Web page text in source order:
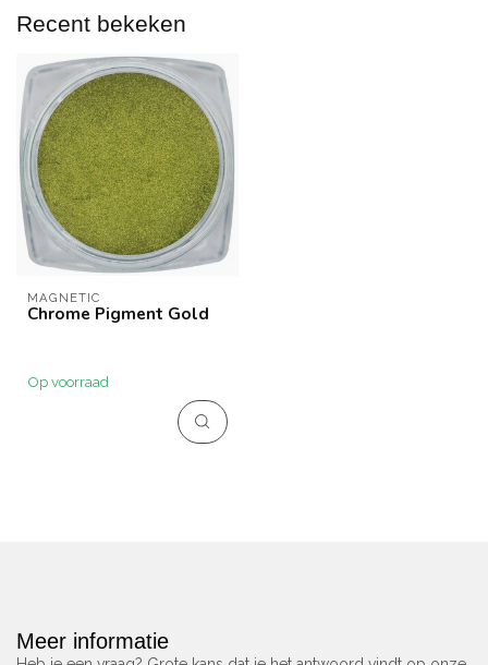
Recent bekeken
MAGNETIC
Chrome Pigment Gold
Op voorraad
Meer informatie